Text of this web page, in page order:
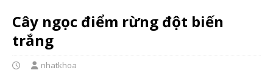
Cây ngọc điểm rừng đột biến
trắng
nhatkhoa